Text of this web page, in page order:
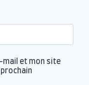
mail et mon site